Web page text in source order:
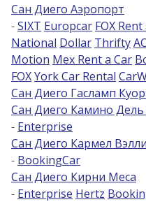
Сан Диего Аэропорт
-SIXT Europcar FOX
National Dollar Thrifty
Motion Mex Rent a Car
FOXYork Car Rental
Сан Диего Гасламп
Сан Диего Камино
- Enterprise
Сан Диего Кармел
- BookingCar
Сан Диего Кирни Меса
- Enterprise Hertz